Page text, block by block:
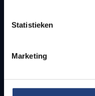
Statistieken
Marketing
Bereikbaarheid